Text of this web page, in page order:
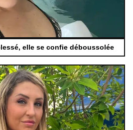
elle se confie déboussolée